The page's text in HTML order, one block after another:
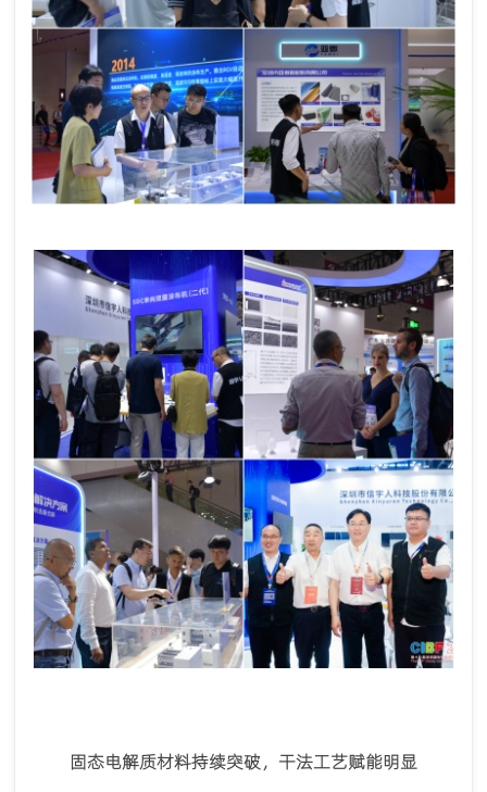
固态电解质材料持续突破，干法工艺赋能明显